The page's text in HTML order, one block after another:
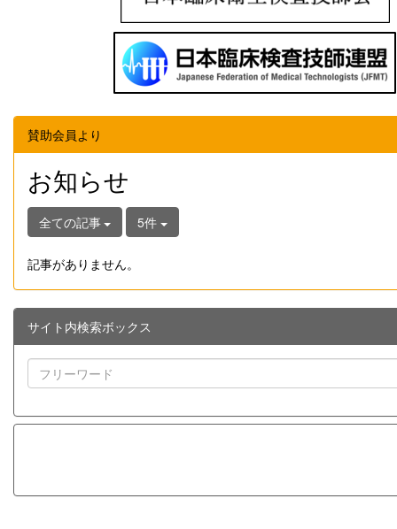
賛助会員より
お知らせ
全ての記事 5件
記事がありません。
サイト内検索ボックス